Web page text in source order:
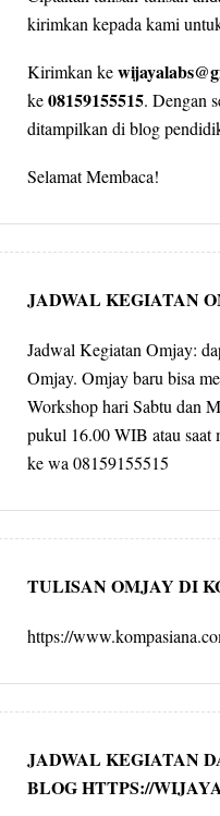
kirimkan kepada kami
Kirimkan ke
ke08159155515. Dengan
ditampilkan di blog
Selamat Membaca!
JADWAL KEGIATAN
Jadwal Kegiatan Omjay:
Omjay. Omjay baru bisa
Workshop hari Sabtu dan
pukul 16.00 WIB atau saat
ke wa 08159155515
TULISAN OMJAY DI
https://
JADWAL KEGIATAN
BLOG HTTPS://